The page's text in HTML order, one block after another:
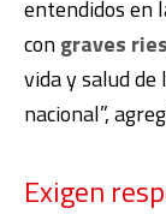
entendidos en
congraves
vida y salud
nacional”,
Exigen